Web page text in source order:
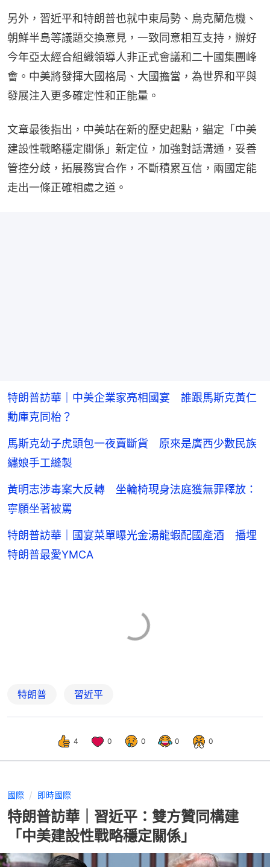
另外，習近平和特朗普也就中東局勢、烏克蘭危機、
朝鮮半島等議題交換意見，一致同意相互支持，辦好
今年亞太經合組織領導人非正式會議和二十國集團峰
會。中美將發揮大國格局、大國擔當，為世界和平與
發展注入更多確定性和正能量。
文章最後指出，中美站在新的歷史起點，錨定「中美
建設性戰略穩定關係」新定位，加強對話溝通，妥善
管控分歧，拓展務實合作，不斷積累互信，兩國定能
走出一條正確相處之道。
特朗普訪華｜中美企業家亮相國宴 誰跟馬斯克黃仁
勳庫克同枱？
馬斯克幼子虎頭包一夜賣斷貨 原來是廣西少數民族
繡娘手工縫製
黃明志涉毒案大反轉 坐輪椅現身法庭獲無罪釋放：
寧願坐著被罵
特朗普訪華｜國宴菜單曝光金湯龍蝦配國產酒 播埋
特朗普最愛YMCA
特朗普 習近平
4 0 0 0 0
國際 即時國際
特朗普訪華｜習近平：雙方贊同構建
「中美建設性戰略穩定關係」